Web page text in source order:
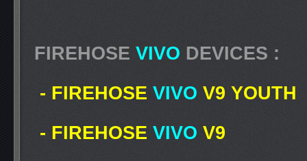
FIREHOSE VIVO DEVICES :
- FIREHOSE VIVO V9 YOUTH
- FIREHOSE VIVO V9